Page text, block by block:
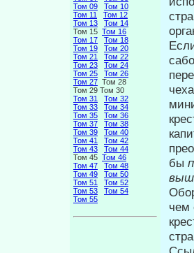
Том 09
Том 10
Том 11
Том 12
Том 13
Том 14
Том 15 Том 16
Том 17
Том 18
Том 19
Том 20
Том 21
Том 22
Том 23
Том 24
Том 25
Том 26
Том 27 Том 28
Том 29 Том 30
Том 31
Том 32
Том 33
Том 34
Том 35
Том 36
Том 37
Том 38
Том 39
Том 40
Том 41
Том 42
Том 43
Том 44
Том 45 Том 46
Том 47
Том 48
Том 49
Том 50
Том 51
Том 52
Том 53
Том 54
Том 55
бы
чем